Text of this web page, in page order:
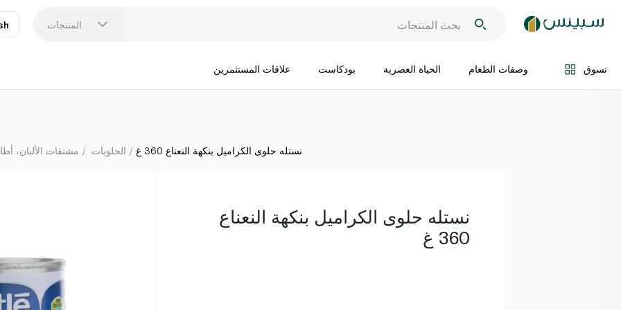
المنتجات
تسوق وصفات الطعام الحياة العصرية بودكاست علاقات المستثمرين
اضف الى السلة
مشتقات الألبان، الحلويات نستله حلوى الكراميل بنكهة النعناع 360 غ
نستله حلوى الكراميل بنكهة النعناع
360 غ